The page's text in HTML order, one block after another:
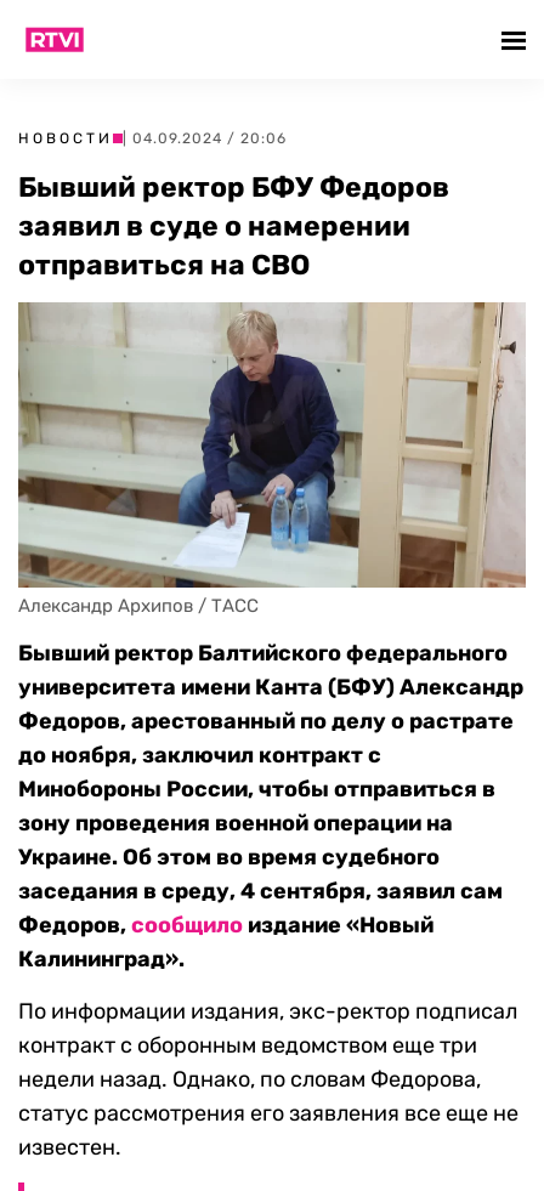
НОВОСТИ | 04.09.2024 / 20:06
Бывший ректор БФУ Федоров
заявил в суде о намерении
отправиться на СВО
Александр Архипов / ТАСС
Бывший ректор Балтийского федерального
университета имени Канта (БФУ) Александр
Федоров, арестованный по делу о растрате
до ноября, заключил контракт с
Минобороны России, чтобы отправиться в
зону проведения военной операции на
Украине. Об этом во время судебного
заседания в среду, 4 сентября, заявил сам
Федоров,сообщило издание «Новый
Калининград».
По информации издания, экс-ректор подписал
контракт с оборонным ведомством еще три
недели назад. Однако, по словам Федорова,
статус рассмотрения его заявления все еще не
известен.